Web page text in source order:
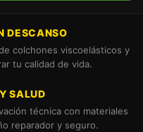
DESCANSO
colchones viscoelásticos y
tu calidad de vida.
SALUD
técnica con materiales
reparador y seguro.